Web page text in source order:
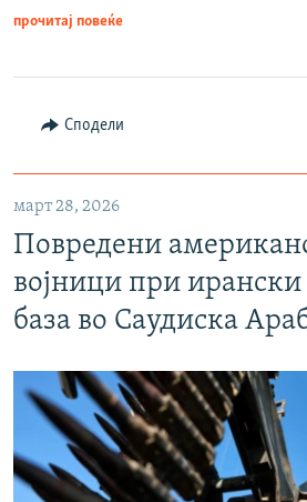
прочитај повеќе
Сподели
март 28, 2026
Повредени
војници при ирански
база во Саудиска